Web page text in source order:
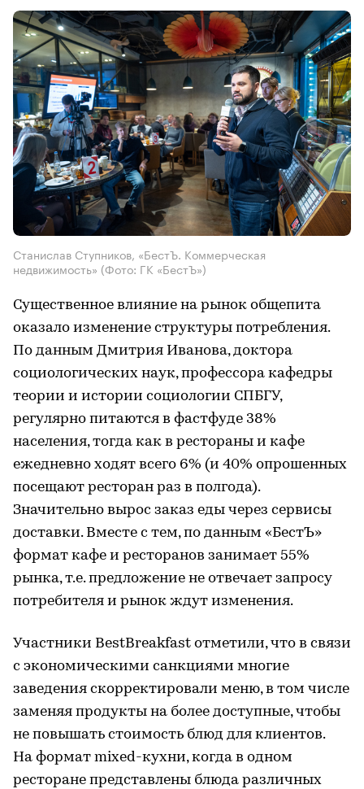
Станислав Ступников, «БестЪ. Коммерческая
недвижимость» (Фото: ГК «БестЪ»)
Существенное влияние на рынок общепита
оказало изменение структуры потребления.
По данным Дмитрия Иванова, доктора
социологических наук, профессора кафедры
теории и истории социологии СПБГУ,
регулярно питаются в фастфуде 38%
населения, тогда как в рестораны и кафе
ежедневно ходят всего 6% (и 40% опрошенных
посещают ресторан раз в полгода).
Значительно вырос заказ еды через сервисы
доставки. Вместе с тем, по данным «БестЪ»
формат кафе и ресторанов занимает 55%
рынка, т.е. предложение не отвечает запросу
потребителя и рынок ждут изменения.
Участники BestBreakfast отметили, что в связи
с экономическими санкциями многие
заведения скорректировали меню, в том числе
заменяя продукты на более доступные, чтобы
не повышать стоимость блюд для клиентов.
На формат mixed-кухни, когда в одном
ресторане представлены блюда различных